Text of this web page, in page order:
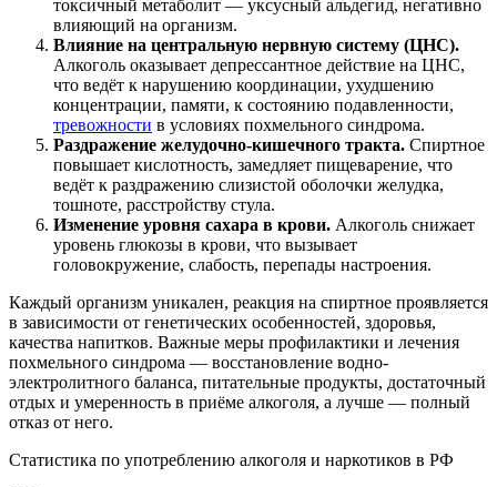
токсичный метаболит ― уксусный альдегид, негативно
влияющий на организм.
Влияние на центральную нервную систему (ЦНС).
Алкоголь оказывает депрессантное действие на ЦНС,
что ведёт к нарушению координации, ухудшению
концентрации, памяти, к состоянию подавленности,
тревожности в условиях похмельного синдрома.
Раздражение желудочно-кишечного тракта. Спиртное
повышает кислотность, замедляет пищеварение, что
ведёт к раздражению слизистой оболочки желудка,
тошноте, расстройству стула.
Изменение уровня сахара в крови. Алкоголь снижает
уровень глюкозы в крови, что вызывает
головокружение, слабость, перепады настроения.
Каждый организм уникален, реакция на спиртное проявляется
в зависимости от генетических особенностей, здоровья,
качества напитков. Важные меры профилактики и лечения
похмельного синдрома ― восстановление водно-
электролитного баланса, питательные продукты, достаточный
отдых и умеренность в приёме алкоголя, а лучше — полный
отказ от него.
Статистика по употреблению алкоголя и наркотиков в РФ